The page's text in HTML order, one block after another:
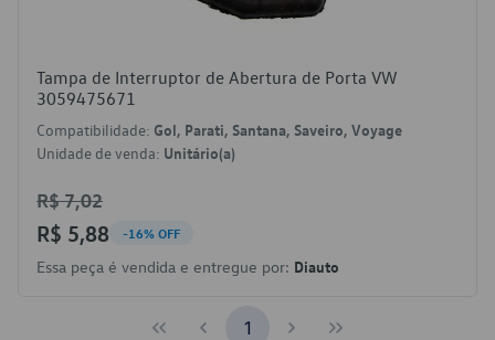
Tampa de Interruptor de Abertura de Porta VW
3059475671
Compatibilidade: Gol, Parati, Santana, Saveiro, Voyage
Unidade de venda: Unitário(a)
R$ 7,02
R$ 5,88 -16% OFF
Essa peça é vendida e entregue por: Diauto
1